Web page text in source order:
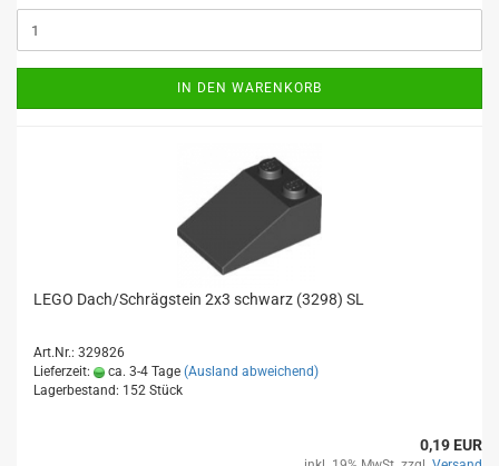
IN DEN WARENKORB
LEGO Dach/Schrägstein 2x3 schwarz (3298) SL
Art.Nr.: 329826
Lieferzeit:
ca. 3-4 Tage (Ausland abweichend)
Lagerbestand: 152 Stück
0,19 EUR